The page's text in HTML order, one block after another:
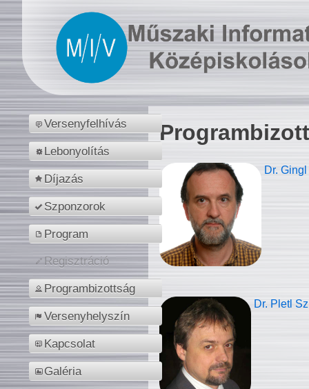
Versenyfelhívás
Lebonyolítás
Díjazás
Szponzorok
Program
Regisztráció
Programbizottság
Versenyhelyszín
Kapcsolat
Galéria
Dr.
Dr. Pletl